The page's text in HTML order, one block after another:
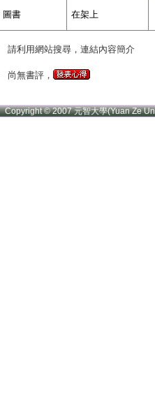
圖書 在架上
請利用網站搜尋，連結內容簡介
尚無書評，
Copyright © 2007 元智大學(Yuan Ze